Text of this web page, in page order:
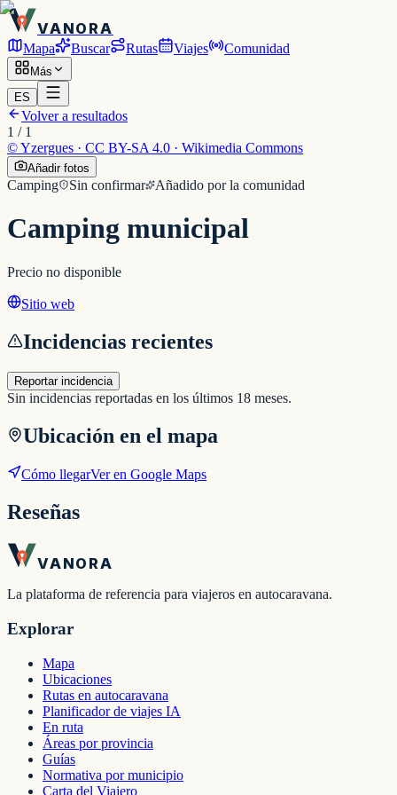
VANORA
Mapa Buscar Rutas Viajes Comunidad
Más
ES
Volver a resultados
1 / 1
©Yzergues · CC BY-SA 4.0 · Wikimedia Commons
Añadir fotos
Camping Sin confirmar Añadido por la comunidad
Camping municipal
Precio no disponible
Sitio web
Incidencias recientes
Reportar incidencia
Sin incidencias reportadas en los últimos 18 meses.
Ubicación en el mapa
Cómo llegarVer en Google Maps
Reseñas
VANORA
La plataforma de referencia para viajeros en autocaravana.
Explorar
Mapa
Ubicaciones
Rutas en autocaravana
Planificador de viajes IA
En ruta
Áreas por provincia
Guías
Normativa por municipio
Carta del Viajero